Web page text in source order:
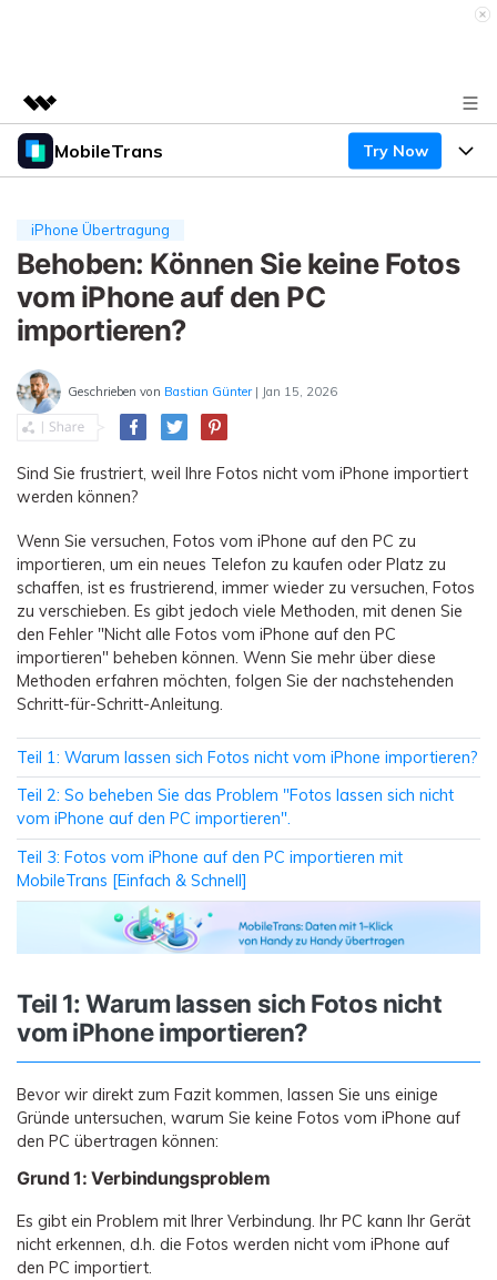
Top-Produkte
Dienstprogramme
Überblick
Lösungen
Über uns
Presseraum
Shop
Support
MobileTrans Try Now
Desktop
Mobile
Funktionen
Funktionen
Ressourcen
Handydatenübertragung
Handy-Backup & Wiederherstellung
Übertragung anderer Apps
WEITERE THEMEN ERKUNDEN
Preise
Preise für Windows
Preise für Mac
Preise für die App
Geschäftsplan
Bildungsplan
Lernen & Unterstützung
Wettbewerbe & Events
Hilfe erhalten
Suche
Herunterladen
iPhone Übertragung
Behoben: Können Sie keine Fotos
vom iPhone auf den PC
importieren?
Geschrieben von Bastian Günter | Jan 15, 2026
Sind Sie frustriert, weil Ihre Fotos nicht vom iPhone importiert
werden können?
Wenn Sie versuchen, Fotos vom iPhone auf den PC zu
importieren, um ein neues Telefon zu kaufen oder Platz zu
schaffen, ist es frustrierend, immer wieder zu versuchen, Fotos
zu verschieben. Es gibt jedoch viele Methoden, mit denen Sie
den Fehler "Nicht alle Fotos vom iPhone auf den PC
importieren" beheben können. Wenn Sie mehr über diese
Methoden erfahren möchten, folgen Sie der nachstehenden
Schritt-für-Schritt-Anleitung.
Teil 1: Warum lassen sich Fotos nicht vom iPhone importieren?
Teil 2: So beheben Sie das Problem "Fotos lassen sich nicht
vom iPhone auf den PC importieren".
Teil 3: Fotos vom iPhone auf den PC importieren mit
MobileTrans [Einfach & Schnell]
Teil 1: Warum lassen sich Fotos nicht
vom iPhone importieren?
Bevor wir direkt zum Fazit kommen, lassen Sie uns einige
Gründe untersuchen, warum Sie keine Fotos vom iPhone auf
den PC übertragen können:
Grund 1: Verbindungsproblem
Es gibt ein Problem mit Ihrer Verbindung. Ihr PC kann Ihr Gerät
nicht erkennen, d.h. die Fotos werden nicht vom iPhone auf
den PC importiert.